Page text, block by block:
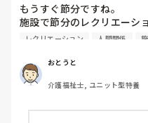
もうすぐ節分ですね。
施設で節分のレクリエーシ
毎年のように今の時期にな
とか思ってしまいます。
レクリエーション 人間関係
おとうと
介護福祉士, ユニット型特養